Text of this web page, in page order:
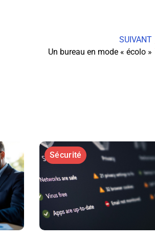
SUIVANT
Un bureau en mode « écolo »
Sécurité